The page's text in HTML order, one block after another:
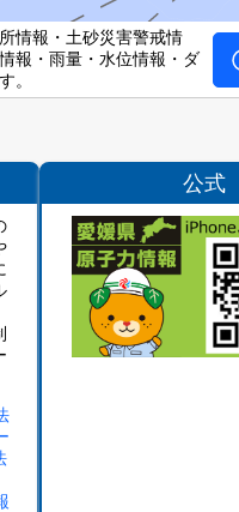
情報・土砂災害警戒情
報・雨量・水位情報・ダ
。
公式